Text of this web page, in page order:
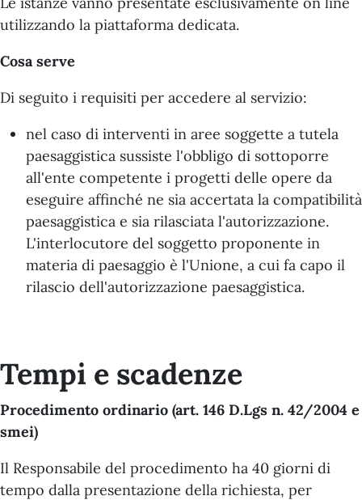
utilizzando la piattaforma dedicata.
Cosa serve
Di seguito i requisiti per accedere al servizio:
nel caso di interventi in aree soggette a tutela
paesaggistica sussiste l'obbligo di sottoporre
all'ente competente i progetti delle opere da
eseguire affinché ne sia accertata la compatibilità
paesaggistica e sia rilasciata l'autorizzazione.
L'interlocutore del soggetto proponente in
materia di paesaggio è l'Unione, a cui fa capo il
rilascio dell'autorizzazione paesaggistica.
Tempi e scadenze
Procedimento ordinario (art. 146 D.Lgs n. 42/2004 e
smei)
Il Responsabile del procedimento ha 40 giorni di
tempo dalla presentazione della richiesta, per